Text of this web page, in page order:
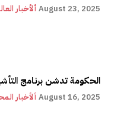
ألأخبار August 23, 2025
الحكومة تدشن برنامج
ألأخبار August 16, 2025